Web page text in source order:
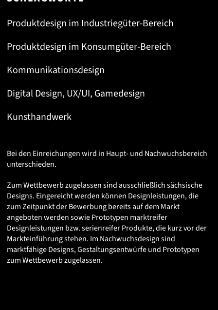
Produktdesign im Industriegüter-Bereich
Produktdesign im Konsumgüter-Bereich
Kommunikationsdesign
Digital Design, UX/UI, Gamedesign
Kunsthandwerk
Bei den Einreichungen wird in Haupt- und Nachwuchsbereich
unterschieden.
Zum Wettbewerb zugelassen sind ausschließlich sächsische
Designs. Eingereicht werden können Designleistungen, die
zum Zeitpunkt der Bewerbung bereits auf dem Markt
angeboten werden sowie Prototypen marktreifer
Designleistungen bzw. serienreifer Produkte, die kurz vor der
Markteinführung stehen. Im Nachwuchsdesign sind
marktfähige Designs, Gestaltungsentwürfe und Prototypen
zum Wettbewerb zugelassen.